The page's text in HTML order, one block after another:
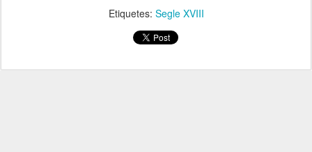
Etiquetes: Segle XVIII